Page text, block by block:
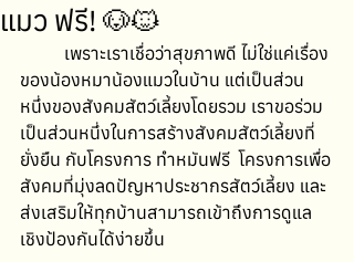
แมว ฟรี! 🐶🐱
ของน้องหมาน้องแมวในบ้าน แต่เป็นส่วน
หนึ่งของสังคมสัตว์เลี้ยงโดยรวม เราขอร่วม
เป็นส่วนหนึ่งในการสร้างสังคมสัตว์เลี้ยงที่
ยั่งยืน กับโครงการ ทำหมันฟรี  โครงการเพื่อ
สังคมที่มุ่งลดปัญหาประชากรสัตว์เลี้ยง และ
ส่งเสริมให้ทุกบ้านสามารถเข้าถึงการดูแล
เชิงป้องกันได้ง่ายขึ้น